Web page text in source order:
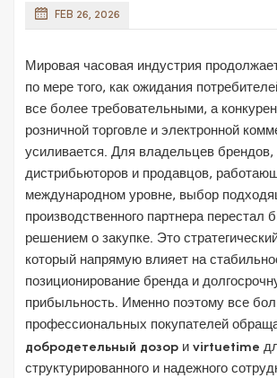
FEB 26, 2026
Мировая часовая индустрия
по мере того, как ожидания
все более требовательными, а
розничной торговле и электронной
усиливается. Для владельцев брендов,
дистрибьюторов и продавцов,
международном уровне, выбор
производственного партнера перестал
решением о закупке. Это
который напрямую влияет на
позиционирование бренда и
прибыльность. Именно поэтому все
профессиональных покупателей
добродетельный дозор и virtuetime
структурированного и надежного